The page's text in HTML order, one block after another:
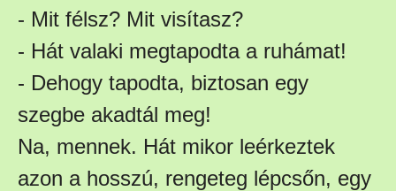
- Mit félsz? Mit visítasz?
- Hát valaki megtapodta a ruhámat!
- Dehogy tapodta, biztosan egy
szegbe akadtál meg!
Na, mennek. Hát mikor leérkeztek
azon a hosszú, rengeteg lépcsőn, egy